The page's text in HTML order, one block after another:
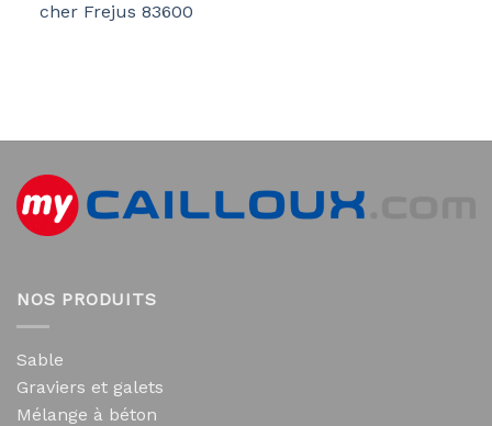
cher Frejus 83600
NOS PRODUITS
Sable
Graviers et galets
Mélange à béton